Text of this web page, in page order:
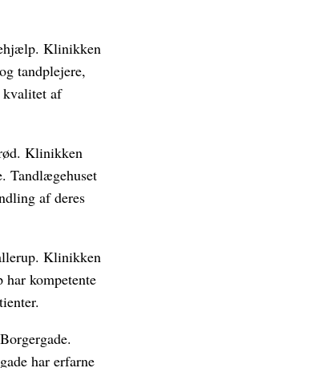
Klinikken
tandplejere,
kvalitet af
Klinikken
Tandlægehuset
af deres
Klinikken
kompetente
har erfarne